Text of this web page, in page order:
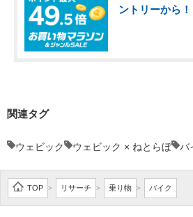
ントリーから！
関連タグ
ウェビック ウェビック × ねとらぼ バ
TOP > リサーチ > 乗り物 > バイク